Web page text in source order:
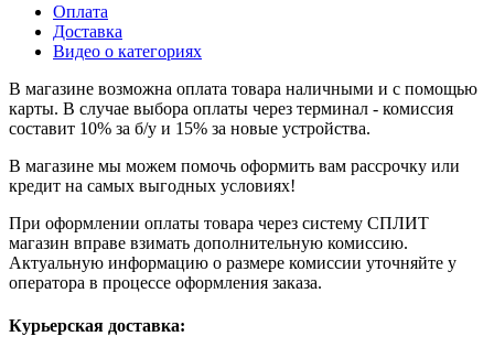
Оплата
Доставка
Видео о категориях
В магазине возможна оплата товара наличными и с помощью
карты. В случае выбора оплаты через терминал - комиссия
составит 10% за б/у и 15% за новые устройства.
В магазине мы можем помочь оформить вам рассрочку или
кредит на самых выгодных условиях!
При оформлении оплаты товара через систему СПЛИТ
магазин вправе взимать дополнительную комиссию.
Актуальную информацию о размере комиссии уточняйте у
оператора в процессе оформления заказа.
Курьерская доставка: